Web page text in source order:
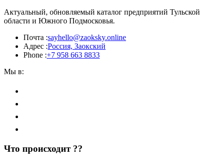
Актуальный, обновляемый каталог предприятий Тульской
области и Южного Подмосковья.
Почта :sayhello@zaoksky.online
Адрес :Россия, Заокский
Phone :+7 958 663 8833
Мы в:
Что происходит ??